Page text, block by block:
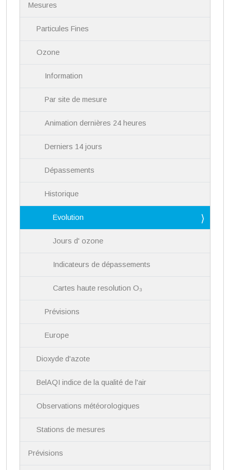
Mesures
Particules Fines
Ozone
Information
Par site de mesure
Animation dernières 24 heures
Derniers 14 jours
Dépassements
Historique
Evolution
Jours d' ozone
Indicateurs de dépassements
Cartes haute resolution O₃
Prévisions
Europe
Dioxyde d'azote
BelAQI indice de la qualité de l'air
Observations météorologiques
Stations de mesures
Prévisions